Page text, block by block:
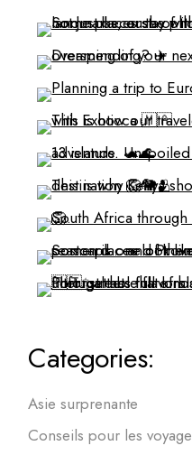
Categories:
Asie surprenante
Conseils pour les